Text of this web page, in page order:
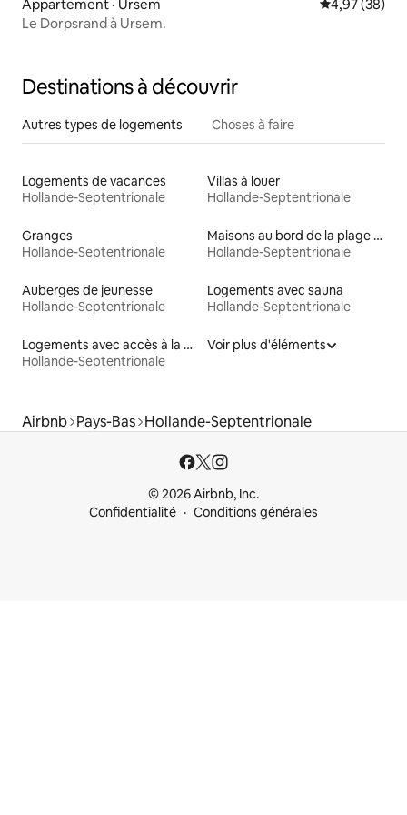
Appartement · Ursem Note
4,97 (38)
Le Dorpsrand à Ursem.
Destinations à découvrir
Autres types de logements Choses à faire
Logements de vacances
Hollande-Septentrionale
Villas à louer
Hollande-Septentrionale
Granges
Hollande-Septentrionale
Maisons au bord de la plage à louer
Hollande-Septentrionale
Auberges de jeunesse
Hollande-Septentrionale
Logements avec sauna
Hollande-Septentrionale
Logements avec accès à la plage
Hollande-Septentrionale
Voir plus d'éléments
Airbnb Pays-Bas Hollande-Septentrionale
© 2026 Airbnb, Inc.
Confidentialité
Conditions générales